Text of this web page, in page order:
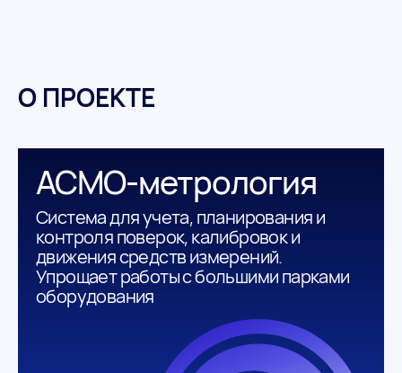
О ПРОЕКТЕ
АСМО-метрология
Система для учета, планирования и
контроля поверок, калибровок и
движения средств измерений.
Упрощает работы с большими парками
оборудования